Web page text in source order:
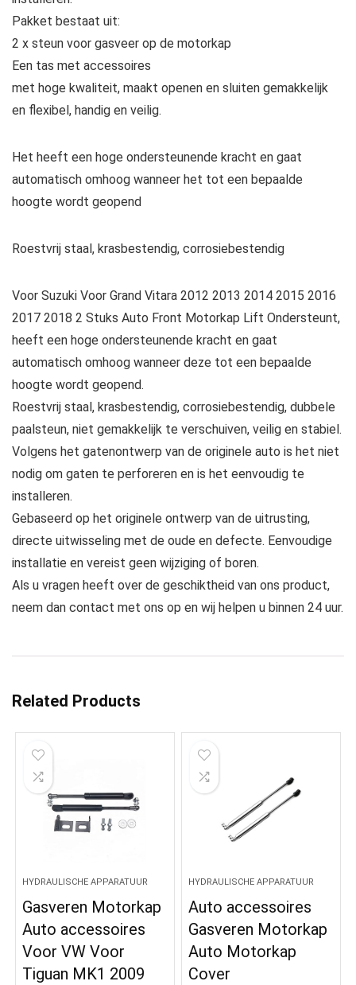
Pakket bestaat uit:
2 x steun voor gasveer op de motorkap
Een tas met accessoires
met hoge kwaliteit, maakt openen en sluiten gemakkelijk
en flexibel, handig en veilig.
Het heeft een hoge ondersteunende kracht en gaat
automatisch omhoog wanneer het tot een bepaalde
hoogte wordt geopend
Roestvrij staal, krasbestendig, corrosiebestendig
Voor Suzuki Voor Grand Vitara 2012 2013 2014 2015 2016
2017 2018 2 Stuks Auto Front Motorkap Lift Ondersteunt,
heeft een hoge ondersteunende kracht en gaat
automatisch omhoog wanneer deze tot een bepaalde
hoogte wordt geopend.
Roestvrij staal, krasbestendig, corrosiebestendig, dubbele
paalsteun, niet gemakkelijk te verschuiven, veilig en stabiel.
Volgens het gatenontwerp van de originele auto is het niet
nodig om gaten te perforeren en is het eenvoudig te
installeren.
Gebaseerd op het originele ontwerp van de uitrusting,
directe uitwisseling met de oude en defecte. Eenvoudige
installatie en vereist geen wijziging of boren.
Als u vragen heeft over de geschiktheid van ons product,
neem dan contact met ons op en wij helpen u binnen 24 uur.
Related Products
HYDRAULISCHE APPARATUUR
Gasveren Motorkap
Auto accessoires
Voor VW Voor
Tiguan MK1 2009
HYDRAULISCHE APPARATUUR
Auto accessoires
Gasveren Motorkap
Auto Motorkap
Cover